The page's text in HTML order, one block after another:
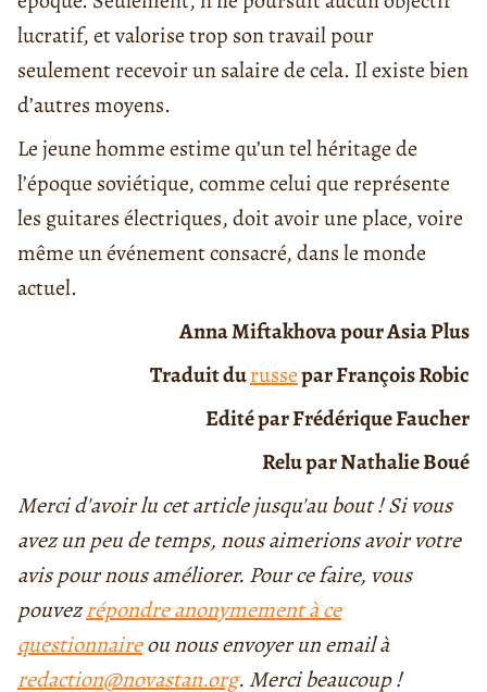
lucratif, et valorise trop son travail pour
seulement recevoir un salaire de cela. Il existe bien
d’autres moyens.
Le jeune homme estime qu’un tel héritage de
l’époque soviétique, comme celui que représente
les guitares électriques, doit avoir une place, voire
même un événement consacré, dans le monde
actuel.
Anna Miftakhova pour Asia Plus
Traduit durussepar François Robic
Edité par Frédérique Faucher
Relu par Nathalie Boué
Merci d'avoir lu cet article jusqu'au bout ! Si vous
avez un peu de temps, nous aimerions avoir votre
avis pour nous améliorer. Pour ce faire, vous
pouvezrépondre anonymement à ce
questionnaireou nous envoyer un email à
redaction@novastan.org. Merci beaucoup !